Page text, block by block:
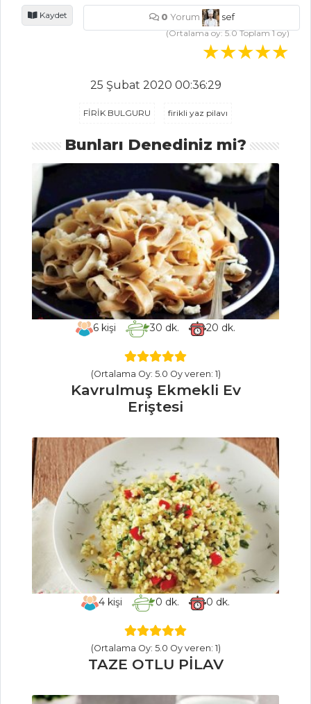
Dana yanağı
nasıl yapılır?
tarifi
Çene Çarpan
Masterchef Tüm
Tarifleri
PILAV VE
MAKARNA
KAĞITTA PİLAV
Semizotlu Tel
Şehriye Salatası
Patlıcanlı
Pilav ve Makarna
Tüm Tarifleri
ET YEMEKLERI
Köfteli Patlıcan
Kebap
Beef Wellington
EDİRNE CİĞER
TAVA
Et Yemekleri Tüm
Tarifleri
MEZELER
Balıklı Meze
Kaydet 0 Yorum
sef
(Ortalama oy:5.0Toplam1oy)
25 Şubat 2020 00:36:29
FİRİK BULGURU firikli yaz pilavı
Bunları Denediniz mi?
6 kişi 30 dk. 20 dk.
(Ortalama Oy: 5.0 Oy veren: 1)
Kavrulmuş Ekmekli Ev
Eriştesi
4kişi 0 dk. 0 dk.
(Ortalama Oy: 5.0 Oy veren: 1)
TAZE OTLU PİLAV